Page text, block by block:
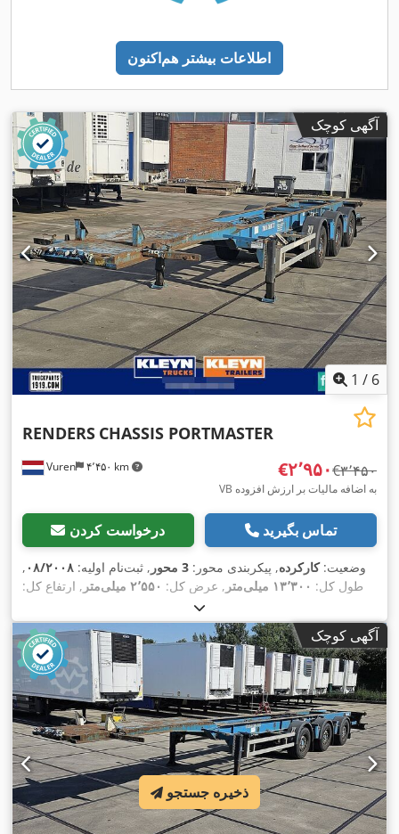
اطلاعات بیشتر هم‌اکنون
آگهی کوچک
1 / 6
Vuren ۴٬۴۵۰ km
RENDERS CHASSIS PORTMASTER
‎€۲٬۹۵۰ ‎€۳٬۴۵۰
VB به اضافه مالیات بر ارزش افزوده
درخواست کردن تماس بگیرید
وضعیت:کارکرده, پیکربندی محور: 3 محور , ثبت‌نام اولیه: ۰۸/۲۰۰۸ ,
طول کل: ۱۳٬۳۰۰ میلی‌متر , عرض کل: ۲٬۵۵۰ میلی‌متر
, ارتفاع کل:
, سیستم تعلیق:
دیگر, سال ساخت:۲۰۰۸, تجهیزات: ,
آگهی کوچک
ذخیره جستجو